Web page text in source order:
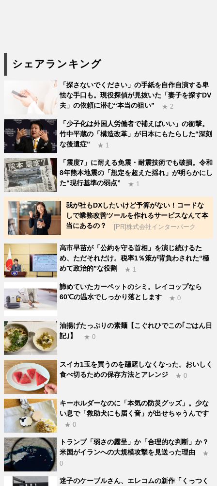
シェアランキング
「探さないでください」の手紙を自作自演する卑
怯な手口も。現役探偵が見抜いた「妻子を探すDV
夫」の依頼に潜む“本当の狙い”
★ 2
「少子化は外国人労働者で補えばいい」の衝撃。
竹中平蔵の「構造改革」が日本にもたらした“深刻
な後遺症”
★ 1
「震度7」に耐える免震・耐震技術でも破損。令和
8年熊本地震の「想定を超えた揺れ」が明らかにし
た“現行基準の弱点”
★ 1
我が社もDXしたいけど予算がない！コードな
しで業務改善ツールを作れるサービスなんて本
当にあるの？
[PR]株式会社インターパーク
高市早苗が「公約を守る首相」を演じ続けるた
め、ただそれだけ。税率1％策が背負わされた“極
めて政治的”な役割
★ 1
諦めていたカーペットのシミ。レイコップなら
60℃の温水でしっかり落とします
★ 0
油揚げたっぷりの素麺【こぐれひでこの｢ごはん日
記｣】
★ 0
スイカ1玉を買うのを躊躇しなくなった。おいしく
食べ切るための保存方法とアレンジ
★ 0
キーホルダーなのに「本気の防災グッズ」。少な
い息で「救助犬にも届く音」が出せちゃうんです
★ 0
トランプ「弱さの露呈」か「合理的な判断」か？
米国がイランへの大規模攻撃を見送った理由
★
0
迷子のケーブルさん、エレコムの新作「くっつく